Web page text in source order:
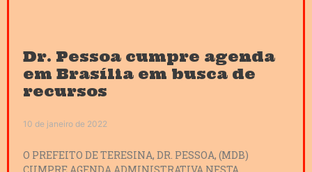
Dr. Pessoa cumpre agenda
em Brasília em busca de
recursos
10 de janeiro de 2022
O PREFEITO DE TERESINA, DR. PESSOA, (MDB)